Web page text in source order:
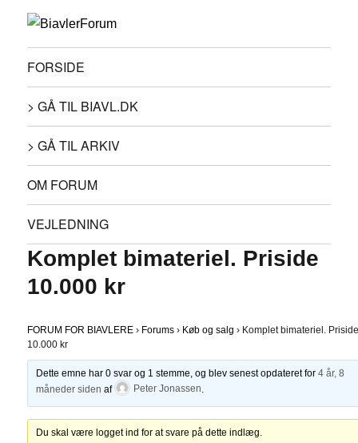
FORSIDE
> GÅ TIL BIAVL.DK
> GÅ TIL ARKIV
OM FORUM
VEJLEDNING
Komplet bimateriel. Priside
10.000 kr
FORUM FOR BIAVLERE › Forums › Køb og salg › Komplet bimateriel.
10.000 kr
Dette emne har 0 svar og 1 stemme, og blev senest opdateret for 4 år, 8
måneder siden af Peter Jonassen
Du skal være logget ind for at svare på dette indlæg.